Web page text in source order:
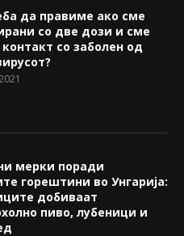
да правиме ако сме
со две дози и сме
со заболен од
мерки поради
горештини во Унгарија:
добиваат
пиво, лубеници и